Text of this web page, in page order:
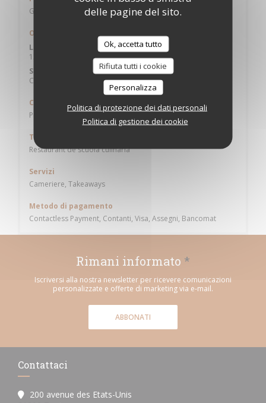
delle pagine del sito.
Ok, accetta tutto
Rifiuta tutti i cookie
Personalizza
Politica di protezione dei dati personali
Politica di gestione dei cookie
GRATUIT
Orari
Lun
12:00 - 14:00
Sab
Chiuso
Cucina
Prodotti di stagione, Fatto in casa, Tradizionale francese
Tipologia
Restaurant de scuola culinaria
Servizi
Cameriere, Takeaways
Metodo di pagamento
Contactless Payment, Contanti, Visa, Assegni, Bancomat
Rimani informato *
Iscriversi alla nostra newsletter per ricevere comunicazioni
personalizzate e offerte di marketing via e-mail.
ABBONATI
Contattaci
200 avenue des Etats-Unis